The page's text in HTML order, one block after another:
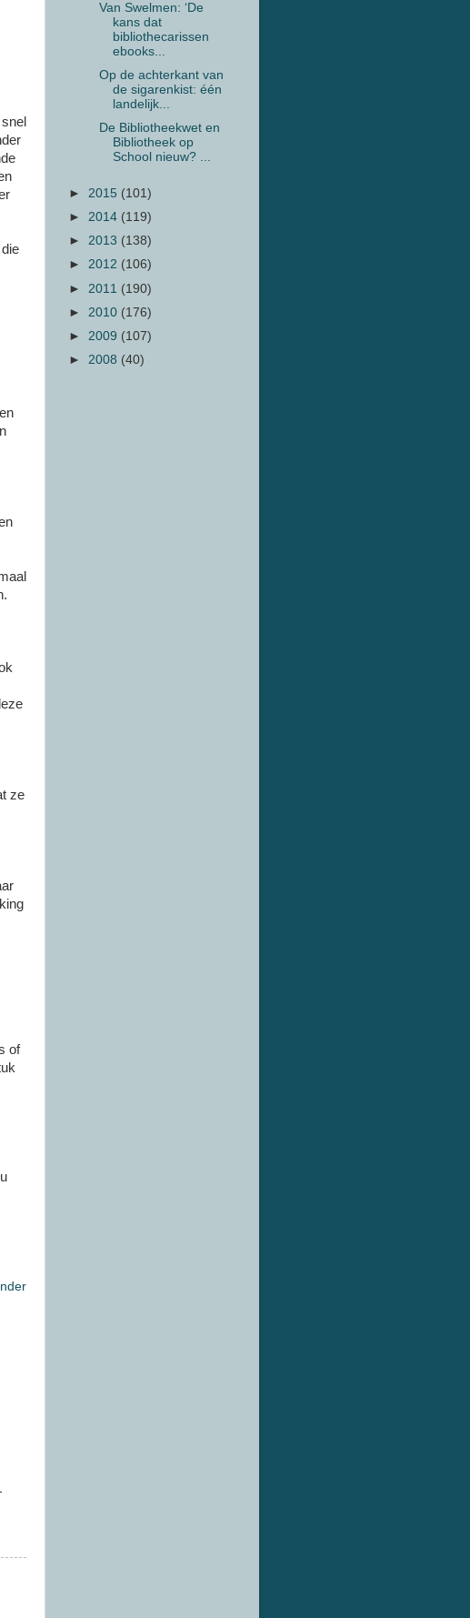
ze
of
Van Swelmen: ‘De
kans dat
bibliothecarissen
ebooks...
Op de achterkant van
de sigarenkist: één
landelijk...
De Bibliotheekwet en
Bibliotheek op
School nieuw? ...
► 2015 (101)
► 2014 (119)
► 2013 (138)
► 2012 (106)
► 2011 (190)
► 2010 (176)
► 2009 (107)
► 2008 (40)